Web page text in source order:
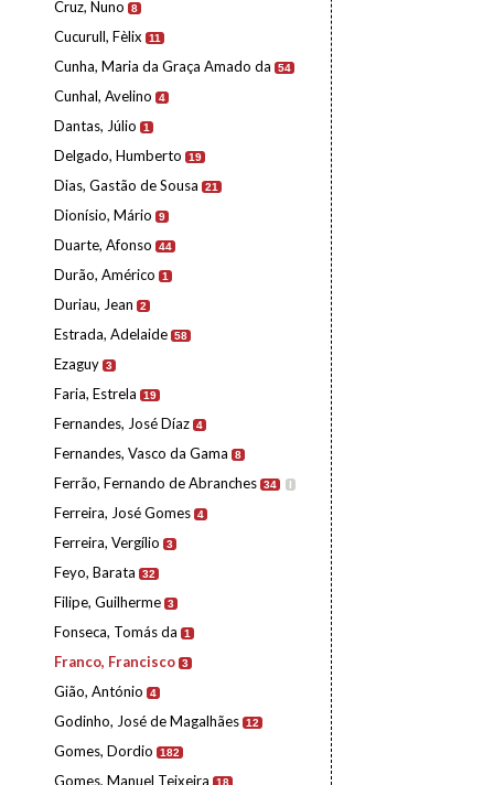
Cruz, Nuno 8
Cucurull, Fèlix 11
Cunha, Maria da Graça Amado da 54
Cunhal, Avelino 4
Dantas, Júlio 1
Delgado, Humberto 19
Dias, Gastão de Sousa 21
Dionísio, Mário 9
Duarte, Afonso 44
Durão, Américo 1
Duriau, Jean 2
Estrada, Adelaide 58
Ezaguy 3
Faria, Estrela 19
Fernandes, José Díaz 4
Fernandes, Vasco da Gama 8
Ferrão, Fernando de Abranches 34 I
Ferreira, José Gomes 4
Ferreira, Vergílio 3
Feyo, Barata 32
Filipe, Guilherme 3
Fonseca, Tomás da 1
Franco, Francisco 3
Gião, António 4
Godinho, José de Magalhães 12
Gomes, Dordio 182
Gomes, Manuel Teixeira 18